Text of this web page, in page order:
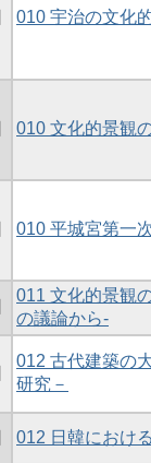
010 宇治の文化
010 文化的景観
010 平城宮第一
011 文化的景観
の議論から-
012 古代建築の
研究－
012 日韓におけ